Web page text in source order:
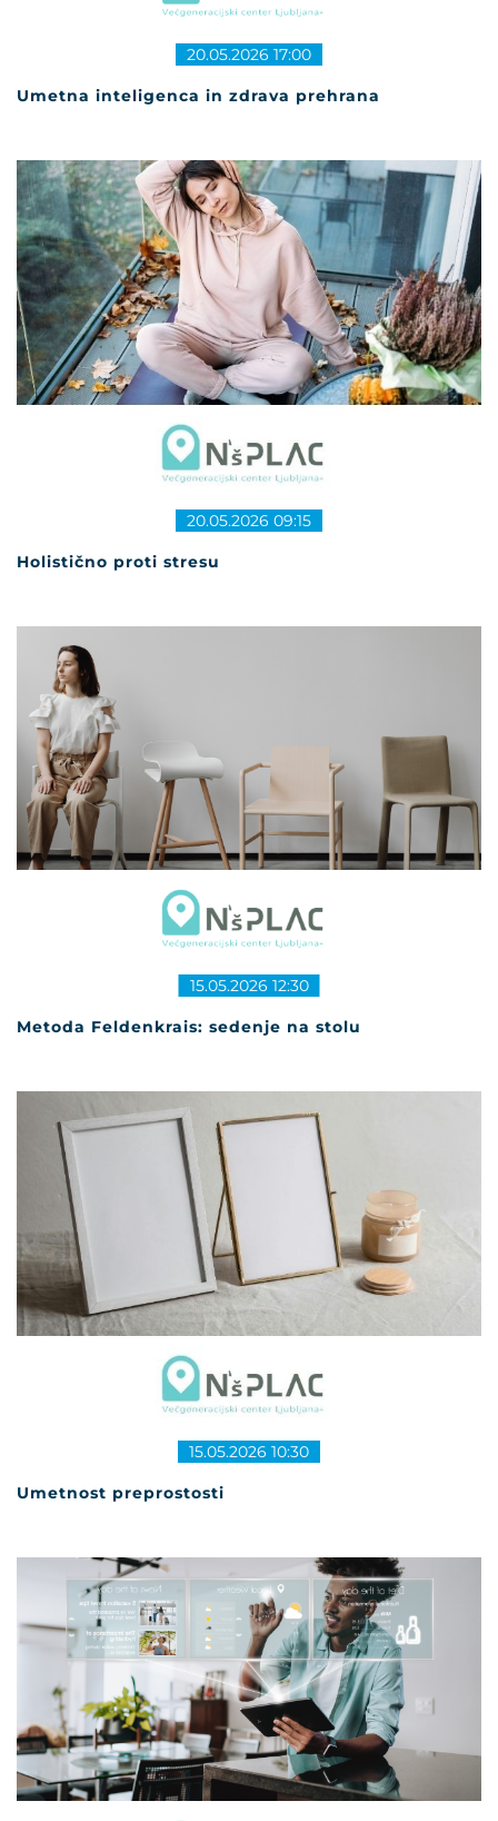
Umetna inteligenca in zdrava prehrana
20.05.2026 17:00
Holistično proti stresu
20.05.2026 09:15
Metoda Feldenkrais: sedenje na stolu
15.05.2026 12:30
Umetnost preprostosti
15.05.2026 10:30